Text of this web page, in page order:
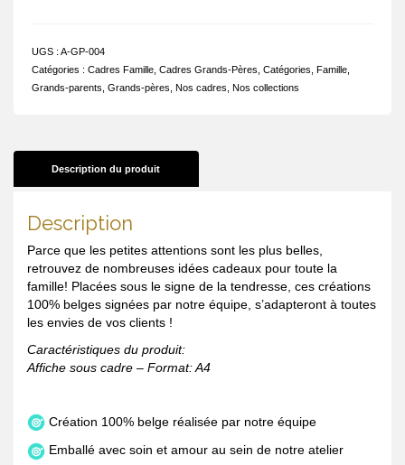
UGS : A-GP-004
Catégories : Cadres Famille Cadres Grands-Pères Catégories Famille
Grands-parents Grands-pères Nos cadres Nos collections
Description du produit
Description
Parce que les petites attentions sont les plus belles,
retrouvez de nombreuses idées cadeaux pour toute la
famille! Placées sous le signe de la tendresse, ces créations
100% belges signées par notre équipe, s’adapteront à toutes
les envies de vos clients !
Caractéristiques du produit:
Affiche sous cadre – Format: A4
Création 100% belge réalisée par notre équipe
Emballé avec soin et amour au sein de notre atelier